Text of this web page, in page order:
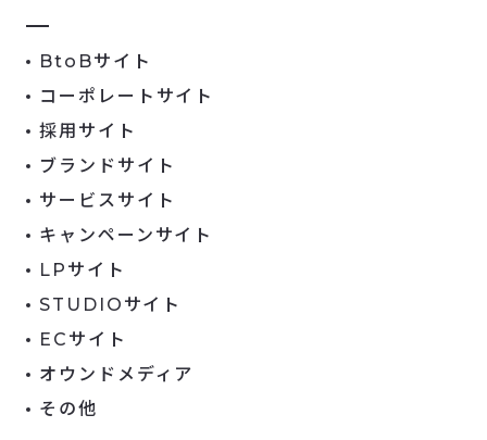
BtoBサイト
コーポレートサイト
採用サイト
ブランドサイト
サービスサイト
キャンペーンサイト
LPサイト
STUDIOサイト
ECサイト
オウンドメディア
その他